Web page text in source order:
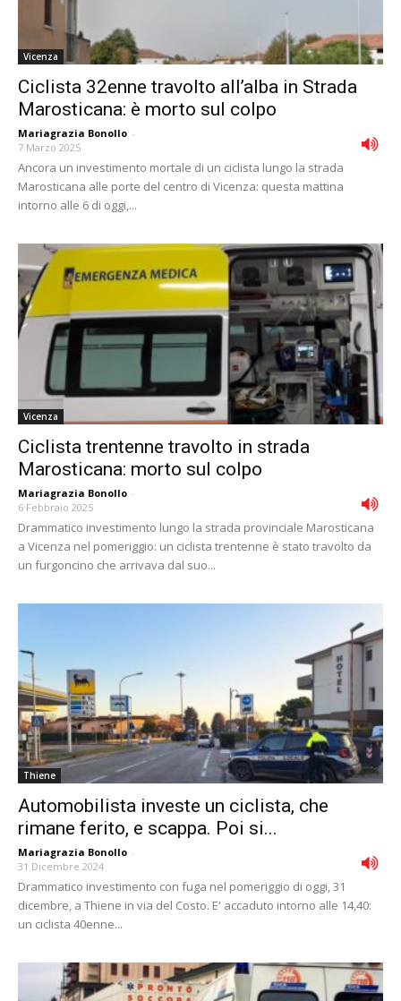
Vicenza
Ciclista 32enne travolto all’alba in Strada
Marosticana: è morto sul colpo
Mariagrazia Bonollo -
7 Marzo 2025
Ancora un investimento mortale di un ciclista lungo la strada
Marosticana alle porte del centro di Vicenza: questa mattina
intorno alle 6 di oggi,...
Vicenza
Ciclista trentenne travolto in strada
Marosticana: morto sul colpo
Mariagrazia Bonollo -
6 Febbraio 2025
Drammatico investimento lungo la strada provinciale Marosticana
a Vicenza nel pomeriggio: un ciclista trentenne è stato travolto da
un furgoncino che arrivava dal suo...
Thiene
Automobilista investe un ciclista, che
rimane ferito, e scappa. Poi si...
Mariagrazia Bonollo -
31 Dicembre 2024
Drammatico investimento con fuga nel pomeriggio di oggi, 31
dicembre, a Thiene in via del Costo. E' accaduto intorno alle 14,40:
un ciclista 40enne...